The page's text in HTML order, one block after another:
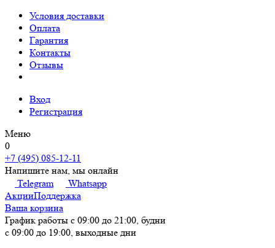
Условия доставки
Оплата
Гарантия
Контакты
Отзывы
Вход
Регистрация
Меню
0
+7 (495) 085-12-11
Напишите нам, мы онлайн
Telegram
Whatsapp
АкцииПоддержка
Ваша корзина
График работы с 09:00 до 21:00, будни
с 09:00 до 19:00, выходные дни